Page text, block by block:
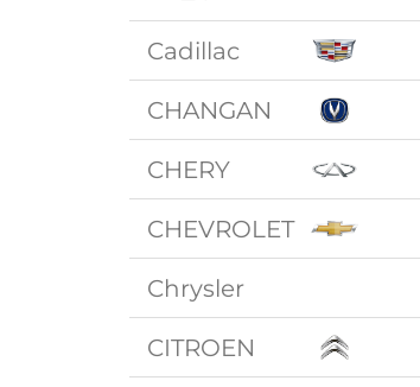
Cadillac
CHANGAN
CHERY
CHEVROLET
Chrysler
CITROEN